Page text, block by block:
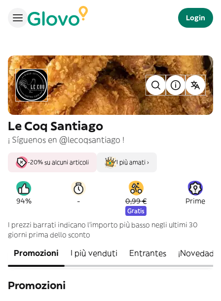
Login
Le Coq Santiago
¡ Síguenos en @lecoqsantiago !
-20% su alcuni articoli I più amati ›
94% - 0,99 €
Gratis
Prime
I prezzi barrati indicano l’importo più basso negli ultimi 30
giorni prima dello sconto
Promozioni I più venduti Entrantes ¡Novedad!
Promozioni